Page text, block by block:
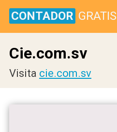
CONTADOR GRATIS
Cie.com.sv
Visita cie.com.sv